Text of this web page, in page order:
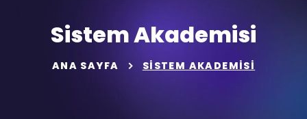
Sistem Akademisi
ANA SAYFA SISTEM AKADEMISI